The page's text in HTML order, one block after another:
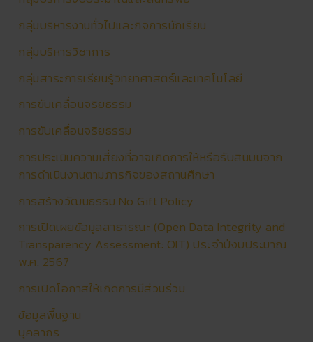
กลุ่มบริหารงานทั่วไปและกิจการนักเรียน
กลุ่มบริหารวิชาการ
กลุ่มสาระการเรียนรู้วิทยาศาสตร์และเทคโนโลยี
การขับเคลื่อนจริยธรรม
การขับเคลื่อนจริยธรรม
การประเมินความเสี่ยงที่อาจเกิดการให้หรือรับสินบนจาก
การดำเนินงานตามภารกิจของสถานศึกษา
การสร้างวัฒนธรรม No Gift Policy
การเปิดเผยข้อมูลสาธารณะ (Open Data Integrity and
Transparency Assessment: OIT) ประจำปีงบประมาณ
พ.ศ. 2567
การเปิดโอกาสให้เกิดการมีส่วนร่วม
ข้อมูลพื้นฐาน
บุคลากร